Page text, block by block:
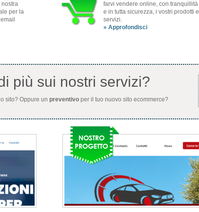
per la
farvi vendere online, con tranquillità
e in tutta sicurezza, i vostri prodotti e
servizi.
» Approfondisci
più sui nostri servizi?
sito? Oppure un preventivo per il tuo nuovo sito ecommerce?